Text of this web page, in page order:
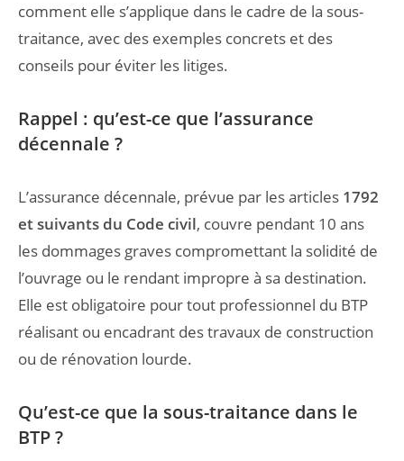
comment elle s’applique dans le cadre de la sous-
traitance, avec des exemples concrets et des
conseils pour éviter les litiges.
Rappel : qu’est-ce que l’assurance
décennale ?
L’assurance décennale, prévue par les articles 1792
et suivants du Code civil, couvre pendant 10 ans
les dommages graves compromettant la solidité de
l’ouvrage ou le rendant impropre à sa destination.
Elle est obligatoire pour tout professionnel du BTP
réalisant ou encadrant des travaux de construction
ou de rénovation lourde.
Qu’est-ce que la sous-traitance dans le
BTP ?